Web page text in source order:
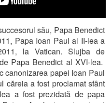
său, Papa Benedict
Papa Ioan Paul al II-lea a
la Vatican. Slujba de
Papa Benedict al XVI-lea.
canonizarea papei Ioan Paul
căreia a fost proclamat sfânt
a fost prezidată de papa